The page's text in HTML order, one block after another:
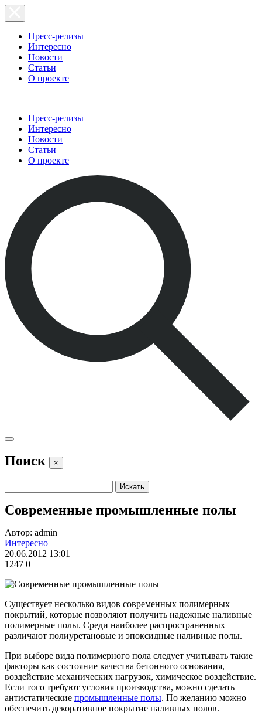
Пресс-релизы
Интересно
Новости
Статьи
О проекте
Пресс-релизы
Интересно
Новости
Статьи
О проекте
Поиск ×
Современные промышленные полы
Автор: admin
Интересно
20.06.2012 13:01
1247 0
Существует несколько видов современных полимерных
покрытий, которые позволяют получить надежные наливные
полимерные полы. Среди наиболее распространенных
различают полиуретановые и эпоксидные наливные полы.
При выборе вида полимерного пола следует учитывать такие
факторы как состояние качества бетонного основания,
воздействие механических нагрузок, химическое воздействие.
Если того требуют условия производства, можно сделать
антистатические промышленные полы. По желанию можно
обеспечить декоративное покрытие наливных полов.